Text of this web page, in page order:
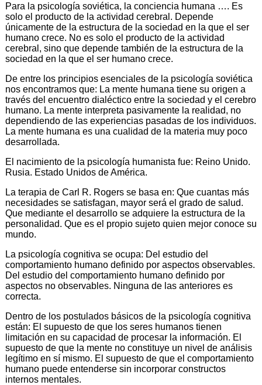
Para la psicología soviética, la conciencia humana …. Es
solo el producto de la actividad cerebral. Depende
únicamente de la estructura de la sociedad en la que el ser
humano crece. No es solo el producto de la actividad
cerebral, sino que depende también de la estructura de la
sociedad en la que el ser humano crece.
De entre los principios esenciales de la psicología soviética
nos encontramos que: La mente humana tiene su origen a
través del encuentro dialéctico entre la sociedad y el cerebro
humano. La mente interpreta pasivamente la realidad, no
dependiendo de las experiencias pasadas de los individuos.
La mente humana es una cualidad de la materia muy poco
desarrollada.
El nacimiento de la psicología humanista fue: Reino Unido.
Rusia. Estado Unidos de América.
La terapia de Carl R. Rogers se basa en: Que cuantas más
necesidades se satisfagan, mayor será el grado de salud.
Que mediante el desarrollo se adquiere la estructura de la
personalidad. Que es el propio sujeto quien mejor conoce su
mundo.
La psicología cognitiva se ocupa: Del estudio del
comportamiento humano definido por aspectos observables.
Del estudio del comportamiento humano definido por
aspectos no observables. Ninguna de las anteriores es
correcta.
Dentro de los postulados básicos de la psicología cognitiva
están: El supuesto de que los seres humanos tienen
limitación en su capacidad de procesar la información. El
supuesto de que la mente no constituye un nivel de análisis
legítimo en sí mismo. El supuesto de que el comportamiento
humano puede entenderse sin incorporar constructos
internos mentales.